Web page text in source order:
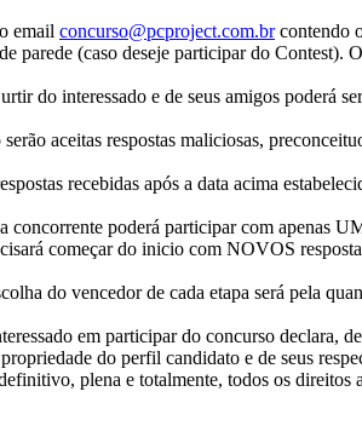
email concurso@pcproject.com.brcontendo
parede (caso deseje participar do
do interessado e de seus amigos poderá
aceitas respostas maliciosas,
recebidas após a data acima
poderá participar com apenas
começar do inicio com NOVOS
do vencedor de cada etapa será pela
em participar do concurso declara,
do perfil candidato e de seus
plena e totalmente, todos os